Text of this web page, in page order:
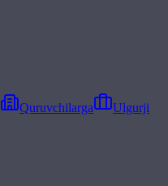
Quruvchilarga
Ulgurji